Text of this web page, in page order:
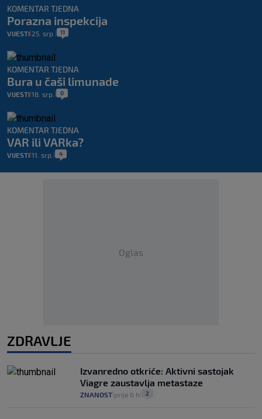
KOMENTAR TJEDNA
Porazna inspekcija
VIJESTI 25. srp. 11
KOMENTAR TJEDNA
Bura u čaši limunade
VIJESTI 18. srp. 0
KOMENTAR TJEDNA
VAR ili VARka?
VIJESTI 11. srp. 4
Oglas
ZDRAVLJE
Izvanredno otkriće: Aktivni sastojak
Viagre zaustavlja metastaze
ZNANOST prije 6 h 2